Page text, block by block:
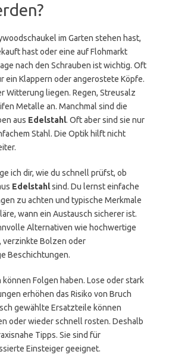
im Garten stehen hast,
hast oder eine auf Flohmarkt
nach den Schrauben ist wichtig. Oft
ein Klappern oder angerostete Köpfe.
Witterung liegen. Regen, Streusalz
Metalle an. Manchmal sind die
aus Edelstahl. Oft aber sind sie nur
Stahl. Die Optik hilft nicht
ich dir, wie du schnell prüfst, ob
Edelstahlsind. Du lernst einfache
zu achten und typische Merkmale
wann ein Austausch sicherer ist.
Alternativen wie hochwertige
verzinkte Bolzen oder
Beschichtungen.
Folgen haben. Lose oder stark
erhöhen das Risiko von Bruch
gewählte Ersatzteile können
oder wieder schnell rosten. Deshalb
Tipps. Sie sind für
Einsteiger geeignet.